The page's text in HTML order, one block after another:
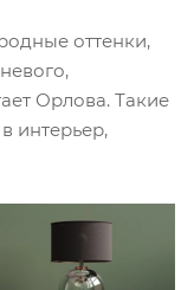
оттенки,
Орлова. Такие
интерьер,